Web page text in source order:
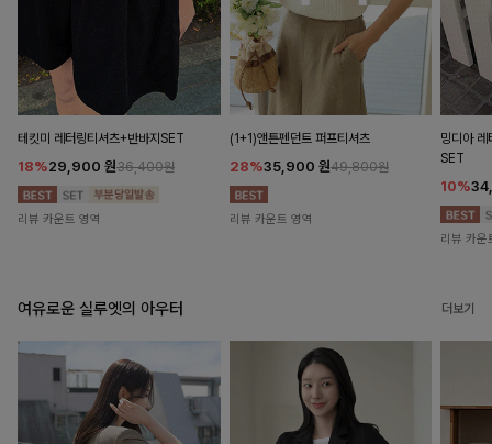
테킷미 레터링티셔츠+반바지SET
18%29,900 원36,400원
리뷰 카운트 영역
(1+1)앤튼펜던트 퍼프티셔츠
28%35,900 원49,800원
리뷰 카운트 영역
밍디아 레
SET
10%
리뷰 카운
여유로운 실루엣의 아우터 더보기